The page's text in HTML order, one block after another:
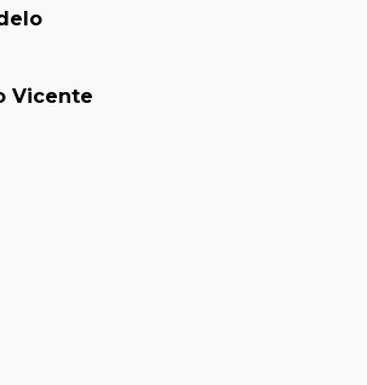
Vicente